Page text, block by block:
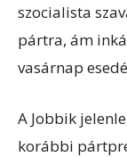
szocialista
pártra, ám
vasárnap
A Jobbik
korábbi